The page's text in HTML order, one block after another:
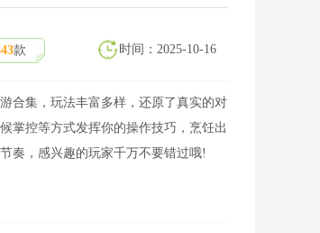
款 时间：2025-10-16
合集，玩法丰富多样，还原了真实的对
掌控等方式发挥你的操作技巧，烹饪出
奏，感兴趣的玩家千万不要错过哦!